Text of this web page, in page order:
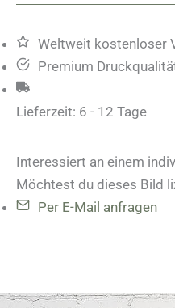
Weltweit kostenloser
Premium
Lieferzeit: 6 - 12 Tage
Interessiert an einem
Möchtest du dieses Bild
Per E-Mail anfragen